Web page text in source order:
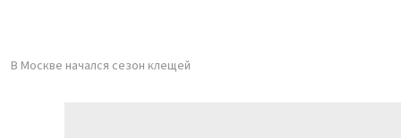
В Москве начался сезон клещей